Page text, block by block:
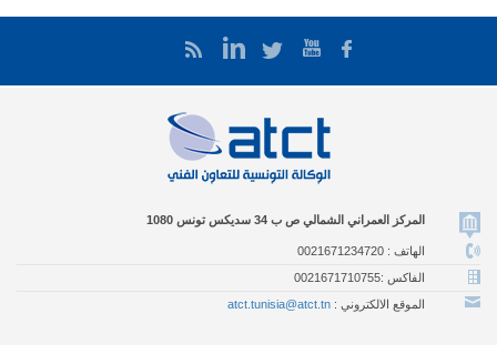
المركز العمراني الشمالي ص ب 34 سديكس تونس 1080
الهاتف : 0021671234720
الفاكس :0021671710755
الموقع الالكتروني : atct.tunisia@atct.tn